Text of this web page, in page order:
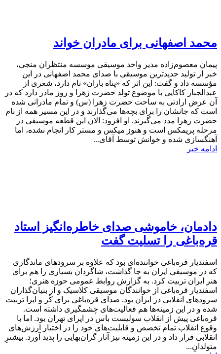
محمد اصفهانی برای مادران خواند
پیمان معصوم‌زاده مدیر واحد موسیقی موسسه منتظران منجی،
خبر از تولید جدیدترین موسیقی با صدای محمد اصفهانی در این
مؤسسه داد و گفت: این اثر که «پناه باران» نام دارد، شعری از
عبدالجبار کاکایی با موضوع تولد حضرت زهرا و روز مادر دارد که در
آن عرض ارادتی به ساحت حضرت زهرا (س) و تمام مادرانی شده
است که جانشان را برای بچه‌ها می‌گذارند و در این مسیر همه از نام
حضرت زهرا مدد می‌گیرند. او افزود: الان این قطعه موسیقی در
مرحله پریمکس است و هنوز میکس و مستر کار انجام نشده، اما
آهنگسازی شده و خوانش توسط آقای...
ادامه خبر
دادمان، خاموشی صدای خاطره‌انگیز استاد
قره‌باغی را تسلیت گفت
اسفندیار قره‌باغی خواننده‌ای بود که علاوه بر سرودهای ماندگاری
که در موسیقی ایران به جا گذاشت، شاگردان بسیاری را هم برای
هنر ایران تربیت کرد. به گزارش روابط عمومی حوزه هنری؛
اسفندیار قره‌باغی از خوانندگان موسیقی کلاسیک و از بنیان‌گذاران
سرودهای انقلابی در ایران بود. صدای قره‌باغی برای کُر و اپرا تربیت
شده و در این زمینه‌ها هم فعالیت‌های چشمگیری داشته است.
قره‌باغی پیش از انقلاب سولیست باس در اپرای تهران بود. اما با
وقوع انقلاب تمام تخصص و قابلیت‌های خود را در اختیار ارزش‌های
انقلابی قرار داد و در این زمینه نیز آثار گران‌بهایی را پدید آورد. بیشترِ
متولدانِ...